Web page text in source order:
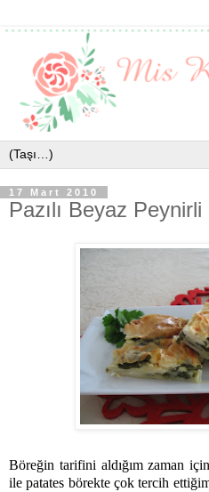
17 Mart 2010
Pazılı Beyaz
Böreğin tarifini aldığım zaman
ile patates börekte çok tercih